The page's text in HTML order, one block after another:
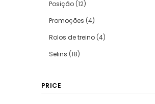
Posição (12)
Promoções (4)
Rolos de treino (4)
Selins (18)
PRICE